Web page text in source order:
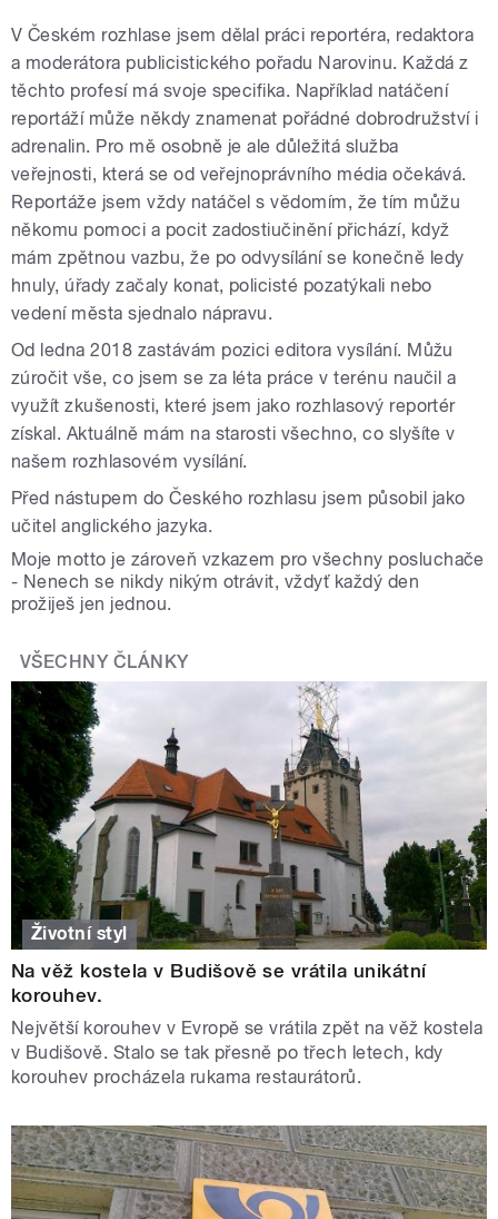
V Českém rozhlase jsem dělal práci reportéra, redaktora
a moderátora publicistického pořadu Narovinu. Každá z
těchto profesí má svoje specifika. Například natáčení
reportáží může někdy znamenat pořádné dobrodružství i
adrenalin. Pro mě osobně je ale důležitá služba
veřejnosti, která se od veřejnoprávního média očekává.
Reportáže jsem vždy natáčel s vědomím, že tím můžu
někomu pomoci a pocit zadostiučinění přichází, když
mám zpětnou vazbu, že po odvysílání se konečně ledy
hnuly, úřady začaly konat, policisté pozatýkali nebo
vedení města sjednalo nápravu.
Od ledna 2018 zastávám pozici editora vysílání. Můžu
zúročit vše, co jsem se za léta práce v terénu naučil a
využít zkušenosti, které jsem jako rozhlasový reportér
získal. Aktuálně mám na starosti všechno, co slyšíte v
našem rozhlasovém vysílání.
Před nástupem do Českého rozhlasu jsem působil jako
učitel anglického jazyka.
Moje motto je zároveň vzkazem pro všechny posluchače
- Nenech se nikdy nikým otrávit, vždyť každý den
prožiješ jen jednou.
VŠECHNY ČLÁNKY
Životní styl
Na věž kostela v Budišově se vrátila unikátní
korouhev.
Největší korouhev v Evropě se vrátila zpět na věž kostela
v Budišově. Stalo se tak přesně po třech letech, kdy
korouhev procházela rukama restaurátorů.